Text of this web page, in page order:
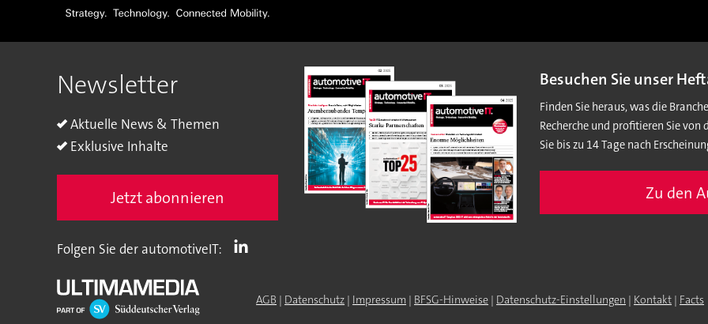
Newsletter
Aktuelle News & Themen
Exklusive Inhalte
Jetzt abonnieren
Besuchen Sie unser
Finden Sie heraus, was die
Recherche und profitieren Sie
Sie bis zu 14 Tage nach
Zu den
Folgen Sie der automotiveIT:
AGB | Datenschutz | Impressum | BFSG-Hinweise | Datenschutz-Einstellungen | Kontakt | Facts